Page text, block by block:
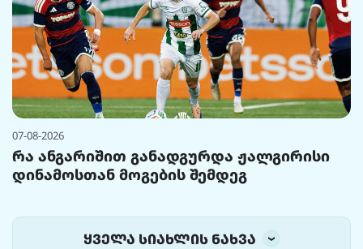
07-08-2026
რა ანგარიშით განადგურდა ჟალგირისი
დინამოსთან მოგების შემდეგ
ყველა სიახლის ნახვა